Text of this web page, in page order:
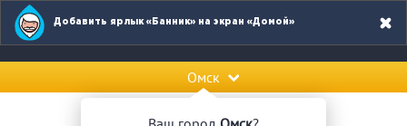
Омск
Добавить ярлык «Банник» на экран «Домой»